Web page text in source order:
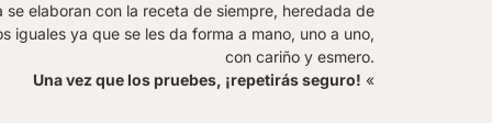
se elaboran con la receta de siempre, heredada de
iguales ya que se les da forma a mano, uno a uno,
con cariño y esmero.
Una vez que los pruebes, ¡repetirás seguro! «